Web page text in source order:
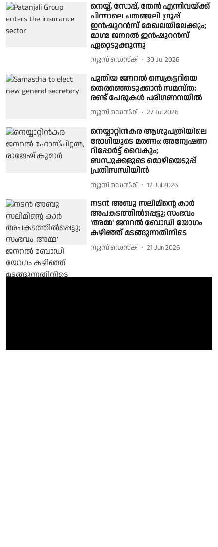
നെയ്യ്, സോപ്പ്, തേൻ എന്നിവയ്ക്ക്
പിന്നാലെ പതഞ്ജലി ഗ്രൂപ്പ്
ഇൻഷുറൻസ് മേഖലയിലേക്കും;
മാഗ്മ ജനറൽ ഇൻഷുറൻസ്
ഏറ്റെടുക്കുന്നു
ന്യൂസ് ഡെസ്ക് 30 Jul 2026
പുതിയ ജനറൽ സെക്രട്ടറിയെ
തെരഞ്ഞെടുക്കാൻ സമസ്ത;
രണ്ട് പേരുകൾ പരിഗണനയിൽ
ന്യൂസ് ഡെസ്ക് 27 Jul 2026
നെയ്യാറ്റിൻകര ആശുപത്രിയിലെ
രോഗിയുടെ മരണം: അന്വേഷണ
റിപ്പോർട്ട് വൈകും;
ബന്ധുക്കളുടെ മൊഴിയെടുപ്പ്
പ്രതിസന്ധിയിൽ
ന്യൂസ് ഡെസ്ക് 12 Jul 2026
നടൻ അബു സലിമിന്റെ കാർ
അപകടത്തിൽപ്പെട്ടു; സംഭവം
'അമ്മ' ജനറൽ ബോഡി യോഗം
കഴിഞ്ഞ് മടങ്ങുന്നതിനിടെ
ന്യൂസ് ഡെസ്ക് 21 Jun 2026